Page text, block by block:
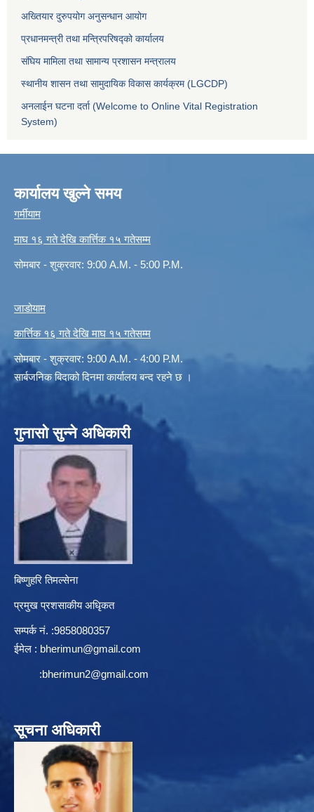
अख्तियार दुरुपयोग अनुसन्धान आयोग
प्रधानमन्त्री तथा मन्त्रिपरिषद्को कार्यालय
संघिय मामिला तथा सामान्य प्रशासन मन्त्रालय
स्थानीय शासन तथा सामुदायिक विकास कार्यक्रम (LGCDP)
अनलाईन घटना दर्ता (Welcome to Online Vital Registration
System)
कार्यालय खुल्ने समय
गर्मीयाम
माघ १६ गते देखि कार्त्तिक १५ गतेसम्म
सोमबार - शुक्रवार: 9:00 A.M. - 5:00 P.M.
जाडोयाम
कार्त्तिक १६ गते देखि माघ १५ गतेसम्म
सोमबार - शुक्रवार: 9:00 A.M. - 4:00 P.M.
सार्बजनिक बिदाको दिनमा कार्यालय बन्द रहने छ ।
गुनासो सुन्ने अधिकारी
बिष्णुहरि तिमल्सेना
प्रमुख प्रशसाकीय अधिृकत
सम्पर्क न‌ं. :9858080357
ईमेल : bherimun@gmail.com
:bherimun2@gmail.com
सूचना अधिकारी